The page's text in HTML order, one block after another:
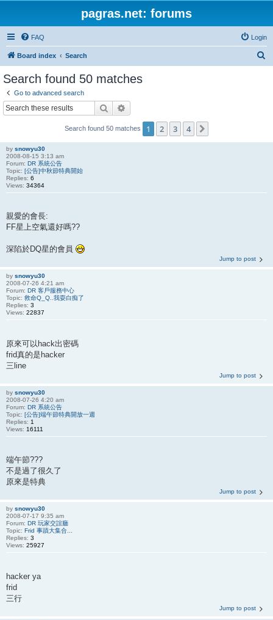
pagras.net: forums
FAQ Login
Board index Search
Search found 50 matches
Go to advanced search
Search
Search found 50 matches 1 2 3 4
by snowyu30
2008-08-15 3:13 am
Forum: DR 系統公告
Topic: [公告]中秋節特典開始
Replies: 6
Views: 34364
親愛的會長:
FF星上空氣還好嗎??
深陷於DQ星的會員
Jump to post
by snowyu30
2008-07-26 4:21 am
Forum: DR 客戶服務中心
Topic: 救命Q_Q..我耍白痴了
Replies: 3
Views: 22837
原來可以hack出密碼
frid真的是hacker
三line
Jump to post
by snowyu30
2008-07-26 4:20 am
Forum: DR 系統公告
Topic: [公告]端午節特典開放一週
Replies: 1
Views: 16111
端午節???
不是過了很久了
原來是特典
Jump to post
by snowyu30
2008-07-17 9:35 am
Forum: DR 玩家交誼廳
Topic: Frid 事蹟大集合...
Replies: 3
Views: 25927
hacker ya
frid
三行
Jump to post